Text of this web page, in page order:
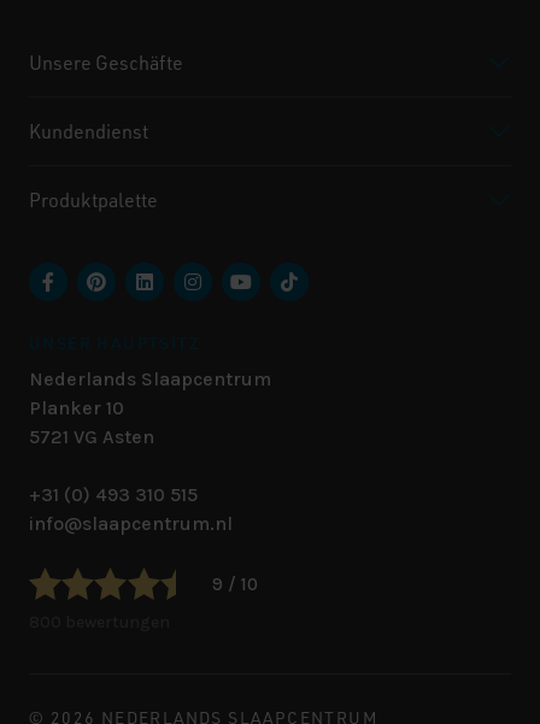
Unsere Geschäfte
Kundendienst
Produktpalette
Nederlands Slaapcentrum
Planker 10
5721 VG Asten
+31 (0) 493 310 515
info@slaapcentrum.nl
9 / 10
© 2026 NEDERLANDS SLAAPCENTRUM